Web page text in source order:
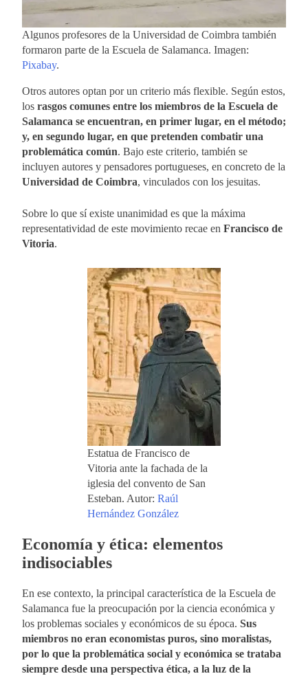
Algunos profesores de la Universidad de Coimbra también
formaron parte de la Escuela de Salamanca. Imagen:
Pixabay.
Otros autores optan por un criterio más flexible. Según estos,
los rasgos comunes entre los miembros de la Escuela de
Salamanca se encuentran, en primer lugar, en el método;
y, en segundo lugar, en que pretenden combatir una
problemática común. Bajo este criterio, también se
incluyen autores y pensadores portugueses, en concreto de la
Universidad de Coimbra, vinculados con los jesuitas.
Sobre lo que sí existe unanimidad es que la máxima
representatividad de este movimiento recae en Francisco de
Vitoria.
Estatua de Francisco de
Vitoria ante la fachada de la
iglesia del convento de San
Esteban. Autor: Raúl
Hernández González
Economía y ética: elementos
indisociables
En ese contexto, la principal característica de la Escuela de
Salamanca fue la preocupación por la ciencia económica y
los problemas sociales y económicos de su época. Sus
miembros no eran economistas puros, sino moralistas,
por lo que la problemática social y económica se trataba
siempre desde una perspectiva ética, a la luz de la